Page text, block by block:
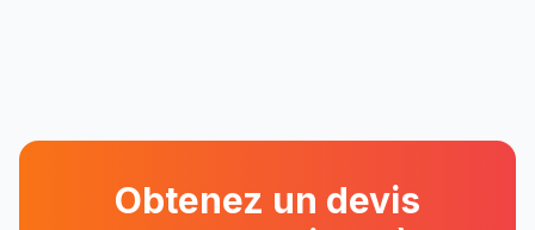
Obtenez un devis